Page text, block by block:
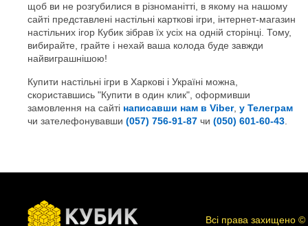
щоб ви не розгубилися в різноманітті, в якому на нашому
сайті представлені настільні карткові ігри, інтернет-магазин
настільних ігор Кубик зібрав їх усіх на одній сторінці. Тому,
вибирайте, грайте і нехай ваша колода буде завжди
найвиграшнішою!
Купити настільні ігри в Харкові і Україні можна,
скориставшись "Купити в один клик", оформивши
замовлення на сайті написавши нам в Viber, у Телеграм
чи зателефонувавши (057) 756-91-87 чи (050) 601-60-43.
Всі права захищено ©